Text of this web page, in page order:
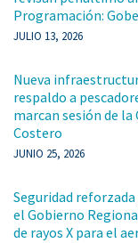
Programación:
JULIO 13, 2026
Nueva
respaldo a
marcan sesión de la
Costero
JUNIO 25, 2026
Seguridad
el Gobierno
de rayos X para el